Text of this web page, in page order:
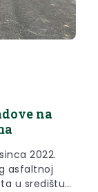
na
2022.
asfaltnoj
u središtu